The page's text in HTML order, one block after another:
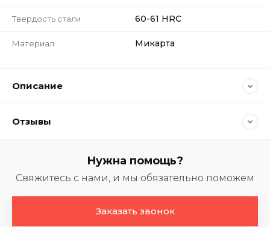
Твердость стали 60-61 HRC
Материал Микарта
Описание
Отзывы
Нужна помощь?
Свяжитесь с нами, и мы обязательно поможем
Заказать звонок